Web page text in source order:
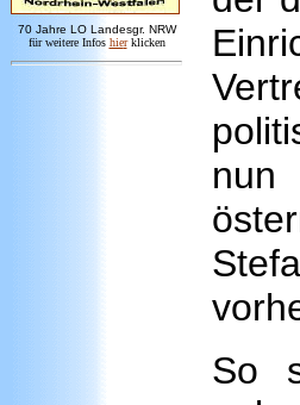
70 Jahre LO Landesgr. NRW
für weitere Infos hier klicken
nun
So